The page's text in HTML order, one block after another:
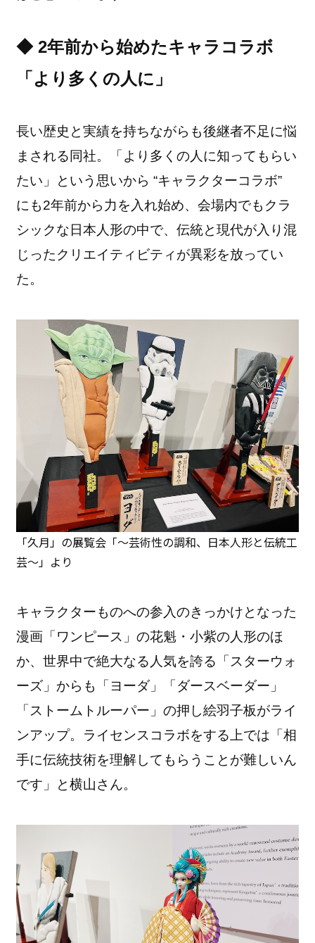
◆ 2年前から始めたキャラコラボ
「より多くの人に」
長い歴史と実績を持ちながらも後継者不足に悩
まされる同社。「より多くの人に知ってもらい
たい」という思いから “キャラクターコラボ”
にも2年前から力を入れ始め、会場内でもクラ
シックな日本人形の中で、伝統と現代が入り混
じったクリエイティビティが異彩を放ってい
た。
「久月」の展覧会「～芸術性の調和、日本人形と伝統工
芸～」より
キャラクターものへの参入のきっかけとなった
漫画「ワンピース」の花魁・小紫の人形のほ
か、世界中で絶大なる人気を誇る「スターウォ
ーズ」からも「ヨーダ」「ダースベーダー」
「ストームトルーパー」の押し絵羽子板がライ
ンアップ。ライセンスコラボをする上では「相
手に伝統技術を理解してもらうことが難しいん
です」と横山さん。